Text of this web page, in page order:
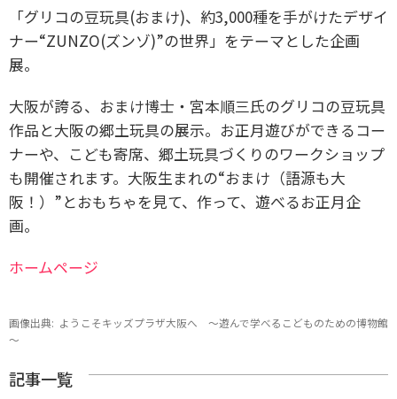
「グリコの豆玩具(おまけ)、約3,000種を手がけたデザイ
ナー“ZUNZO(ズンゾ)”の世界」をテーマとした企画
展。
大阪が誇る、おまけ博士・宮本順三氏のグリコの豆玩具
作品と大阪の郷土玩具の展示。お正月遊びができるコー
ナーや、こども寄席、郷土玩具づくりのワークショップ
も開催されます。 大阪生まれの“おまけ（語源も大
阪！）”とおもちゃを見て、作って、遊べるお正月企
画。
ホームページ
画像出典: ようこそキッズプラザ大阪へ ～遊んで学べるこどものための博物館
～
記事一覧